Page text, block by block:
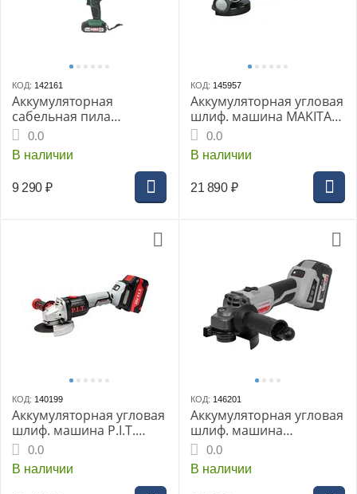
КОД: 142161
Аккумуляторная
сабельная пила
Hammer LZK18DC, 18 В,
2x2 Ач Li-ION, 0-2500 ход/
мин, в кейсе
0.0
В наличии
9 290 ₽
КОД: 145957
Аккумуляторная угловая
шлиф. машина MAKITA
GA050GZ, XGT BL 40В AFT
XPT, 125 мм, 11000 об/
мин, клавиша
0.0
В наличии
21 890 ₽
КОД: 140199
Аккумуляторная угловая
шлиф. машина P.I.T.
PWS20H-125D/1,
бесщёточная 20 В, 125
мм, 3 ск, 1 акб 4 Ач, ЗУ,
0.0
В наличии
КОД: 146201
Аккумуляторная угловая
шлиф. машина
ИНТЕРСКОЛ
УШМ-125/18ВЭ, 4 А/ч,
ЗУ, бесщеточный
0.0
В наличии